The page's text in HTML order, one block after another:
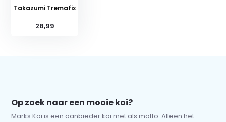
Takazumi Tremafix
28,99
Op zoek naar een mooie koi?
Marks Koi is een aanbieder koi met als motto: Alleen het